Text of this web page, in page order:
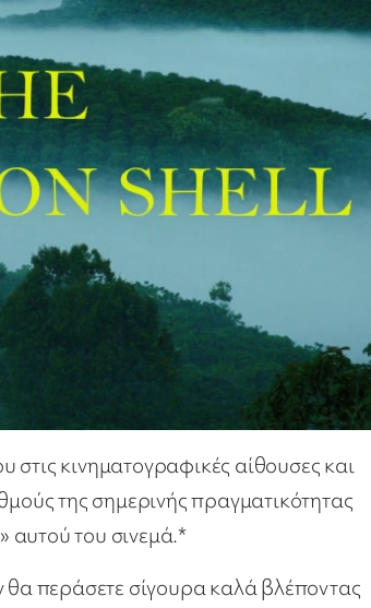
στις κινηματογραφικές αίθουσες και
της σημερινής πραγματικότητας
αυτού του σινεμά.*
περάσετε σίγουρα καλά βλέποντας